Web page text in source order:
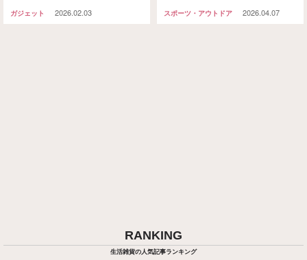
ガジェット 2026.02.03
る」
スポーツ・アウトドア 2026.04.07
RANKING
生活雑貨の人気記事ランキング